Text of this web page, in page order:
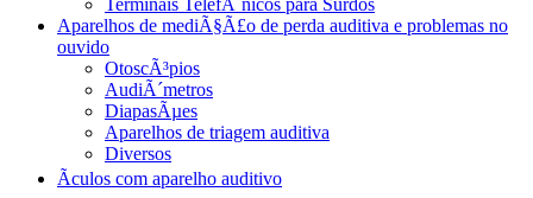
Aparelhos de mediÃ§Ã£o de perda auditiva e problemas no
ouvido
OtoscÃ³pios
AudiÃ´metros
DiapasÃµes
Aparelhos de triagem auditiva
Diversos
Ãculos com aparelho auditivo